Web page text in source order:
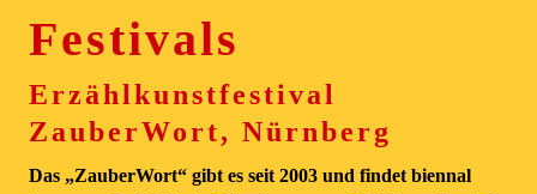
Festivals
Erzählkunstfestival
ZauberWort, Nürnberg
Das „ZauberWort“ gibt es seit 2003 und findet biennal